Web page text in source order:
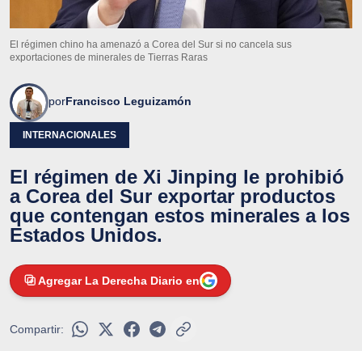
El régimen chino ha amenazó a Corea del Sur si no cancela sus
exportaciones de minerales de Tierras Raras
porFrancisco Leguizamón
INTERNACIONALES
El régimen de Xi Jinping le prohibió
a Corea del Sur exportar productos
que contengan estos minerales a los
Estados Unidos.
Agregar La Derecha Diario en
Compartir: